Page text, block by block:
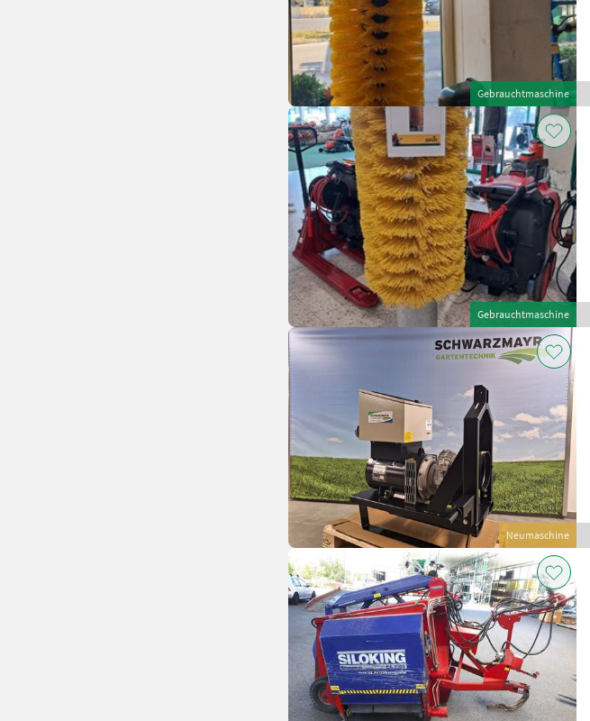
Gebrauchtmaschine
Gebrauchtmaschine
Neumaschine